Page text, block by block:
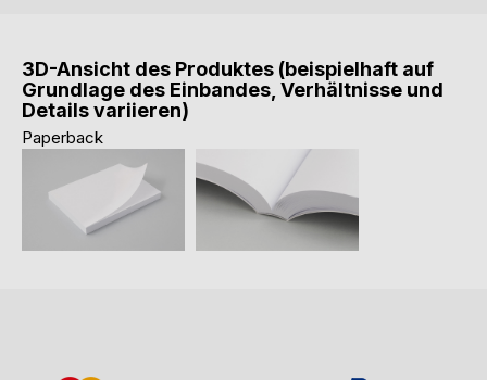
3D-Ansicht des Produktes (beispielhaft auf
Grundlage des Einbandes, Verhältnisse und
Details variieren)
Paperback